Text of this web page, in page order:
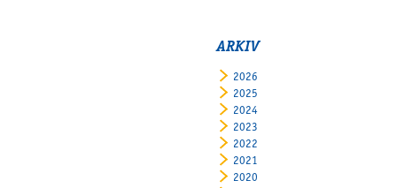
ARKIV
2026
2025
2024
2023
2022
2021
2020